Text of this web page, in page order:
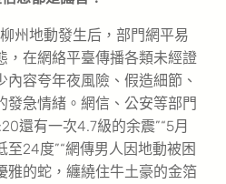
州地動發生后，部門網平易
，在網絡平臺傳播各類未經證
容夸年夜風險、假造細節、
發急情緒。網信、公安等部門
還有一次4.7級的余震”“5月
24度”“網傳男人因地動被困
雅的蛇，纏繞住牛土豪的金箔